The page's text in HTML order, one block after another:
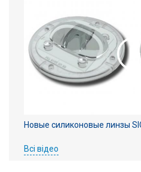
Новые силиконовые линзы
Всі відео